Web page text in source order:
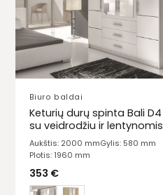
Biuro baldai
Keturių durų spinta Bali D4
su veidrodžiu ir lentynomis
Aukštis: 2000 mmGylis: 580 mm
Plotis: 1960 mm
353 €